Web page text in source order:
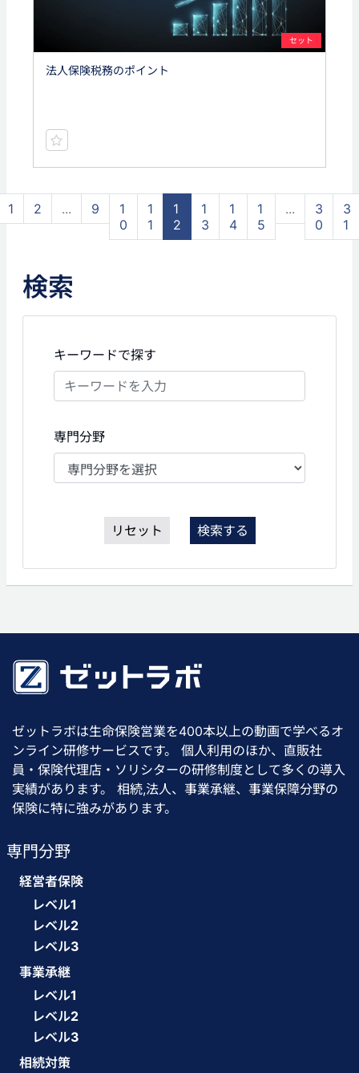
セット
法人保険税務のポイント
1 2 ... 9
1
0
1
1
1
2
1
3
1
4
1
5
...
3
0
3
1
検索
キーワードで探す
専門分野
リセット 検索する
ゼットラボは生命保険営業を400本以上の動画で学べるオ
ンライン研修サービスです。 個人利用のほか、直販社
員・保険代理店・ソリシターの研修制度として多くの導入
実績があります。 相続,法人、事業承継、事業保障分野の
保険に特に強みがあります。
専門分野
経営者保険
レベル1
レベル2
レベル3
事業承継
レベル1
レベル2
レベル3
相続対策